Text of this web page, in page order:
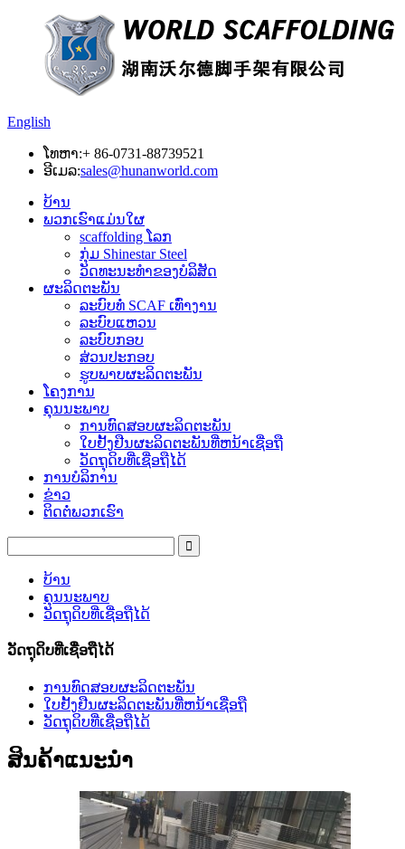
English
ໂທຫາ:+ 86-0731-88739521
ອີເມລ:sales@hunanworld.com
ບ້ານ
ພວກເຮົາແມ່ນໃຜ
scaffolding ໂລກ
ກຸ່ມ Shinestar Steel
ວັດທະນະທໍາຂອງບໍລິສັດ
ຜະລິດຕະພັນ
ລະບົບທໍ່ SCAF ເທົ່າງານ
ລະບົບແຫວນ
ລະບົບກອບ
ສ່ວນປະກອບ
ຮູບພາບຜະລິດຕະພັນ
ໂຄງການ
ຄຸນນະພາບ
ການທົດສອບຜະລິດຕະພັນ
ໃບຢັ້ງຢືນຜະລິດຕະພັນທີ່ຫນ້າເຊື່ອຖື
ວັດຖຸດິບທີ່ເຊື່ອຖືໄດ້
ການບໍລິການ
ຂ່າວ
ຕິດຕໍ່ພວກເຮົາ
ບ້ານ
ຄຸນນະພາບ
ວັດຖຸດິບທີ່ເຊື່ອຖືໄດ້
ວັດຖຸດິບທີ່ເຊື່ອຖືໄດ້
ການທົດສອບຜະລິດຕະພັນ
ໃບຢັ້ງຢືນຜະລິດຕະພັນທີ່ຫນ້າເຊື່ອຖື
ວັດຖຸດິບທີ່ເຊື່ອຖືໄດ້
ສິນຄ້າແນະນໍາ